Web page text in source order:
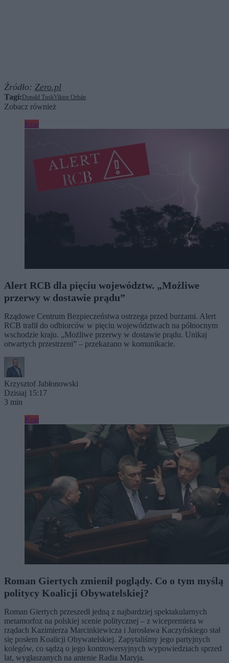
Źródło: Zero.pl
Tagi: Donald TuskViktor Orbán
Zobacz również
Kraj
Alert RCB dla pięciu województw. „Możliwe
przerwy w dostawie prądu”
Rządowe Centrum Bezpieczeństwa ostrzega przed burzami. Alert
RCB trafił do odbiorców w pięciu województwach na północnym
wschodzie kraju. „Możliwe przerwy w dostawie prądu. Unikaj
otwartych przestrzeni” – przekazano w komunikacie.
Krzysztof Jabłonowski
Dzisiaj 15:17
3 min
Kraj
Roman Giertych zmienił poglądy. Co o tym myślą
politycy Koalicji Obywatelskiej?
Roman Giertych przeszedł jedną z najbardziej spektakularnych
metamorfoz na polskiej scenie politycznej – z wicepremiera w
rządach Kazimierza Marcinkiewicza i Jarosława Kaczyńskiego stał
się posłem Koalicji Obywatelskiej. Zapytaliśmy jego partyjnych
kolegów, co sądzą o jego kontrowersyjnych wypowiedziach sprzed
lat, wygłaszanych na antenie Radia Maryja.